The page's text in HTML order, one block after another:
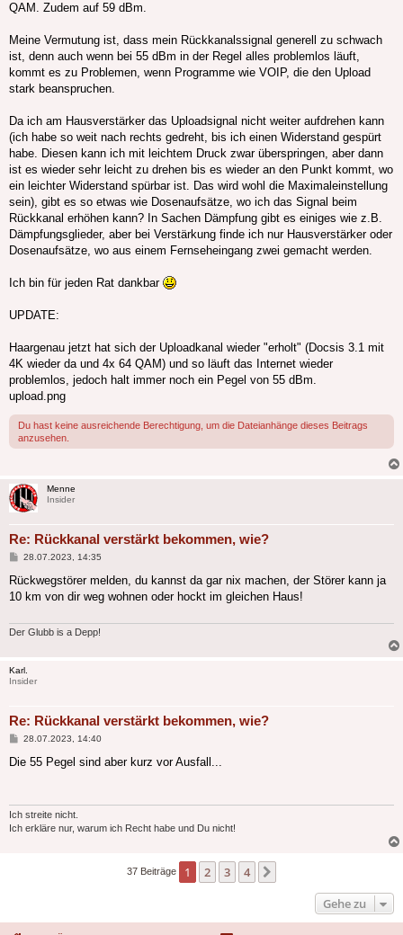
QAM. Zudem auf 59 dBm.
Meine Vermutung ist, dass mein Rückkanalssignal generell zu schwach
ist, denn auch wenn bei 55 dBm in der Regel alles problemlos läuft,
kommt es zu Problemen, wenn Programme wie VOIP, die den Upload
stark beanspruchen.
Da ich am Hausverstärker das Uploadsignal nicht weiter aufdrehen kann
(ich habe so weit nach rechts gedreht, bis ich einen Widerstand gespürt
habe. Diesen kann ich mit leichtem Druck zwar überspringen, aber dann
ist es wieder sehr leicht zu drehen bis es wieder an den Punkt kommt, wo
ein leichter Widerstand spürbar ist. Das wird wohl die Maximaleinstellung
sein), gibt es so etwas wie Dosenaufsätze, wo ich das Signal beim
Rückkanal erhöhen kann? In Sachen Dämpfung gibt es einiges wie z.B.
Dämpfungsglieder, aber bei Verstärkung finde ich nur Hausverstärker oder
Dosenaufsätze, wo aus einem Fernseheingang zwei gemacht werden.
Ich bin für jeden Rat dankbar
UPDATE:
Haargenau jetzt hat sich der Uploadkanal wieder "erholt" (Docsis 3.1 mit
4K wieder da und 4x 64 QAM) und so läuft das Internet wieder
problemlos, jedoch halt immer noch ein Pegel von 55 dBm.
upload.png
Du hast keine ausreichende Berechtigung, um die Dateianhänge dieses Beitrags
anzusehen.
Menne
Insider
Re: Rückkanal verstärkt bekommen, wie?
Beitrag
28.07.2023, 14:35
Rückwegstörer melden, du kannst da gar nix machen, der Störer kann ja
10 km von dir weg wohnen oder hockt im gleichen Haus!
Der Glubb is a Depp!
Karl.
Insider
Re: Rückkanal verstärkt bekommen, wie?
Beitrag
28.07.2023, 14:40
Die 55 Pegel sind aber kurz vor Ausfall...
Ich streite nicht.
Ich erkläre nur, warum ich Recht habe und Du nicht!
37 Beiträge 1 2 3 4
Gehe zu